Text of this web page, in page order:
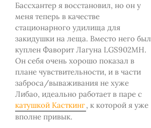
Бассхантер я восстановил, но он у
меня теперь в качестве
стационарного удилища для
закидушки на леща. Вместо него был
куплен Фаворит Лагуна LGS902МН.
Он себя очень хорошо показал в
плане чувствительности, и в части
заброса/вываживания не хуже
Либао, идеально работает в паре с
катушкой Касткинг, к которой я уже
вполне привык.